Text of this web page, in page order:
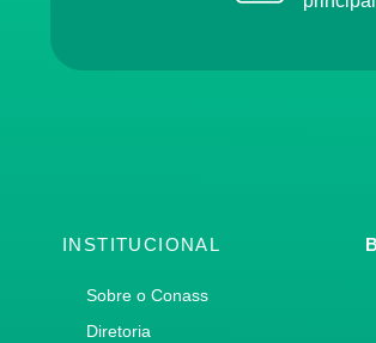
INSTITUCIONAL
Sobre o Conass
Diretoria